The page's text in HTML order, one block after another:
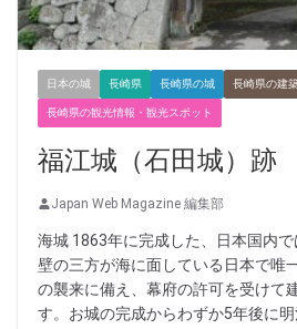
日本の城 長崎県 長崎県の城 長崎県の建
長崎県の観光情報・観光スポット
福江城（石田城）跡
Japan Web Magazine 編集部
海城 1863年に完成した、日本国内
壁の三方が海に面している日本で唯
の襲来に備え、幕府の許可を受けて
す。お城の完成からわずか5年後に